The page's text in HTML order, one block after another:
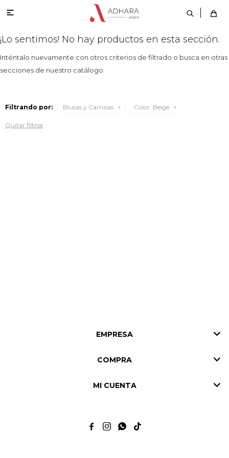

¡Lo sentimos! No hay productos en esta sección.
Inténtalo nuevamente con otros criterios de filtrado o busca en otras
secciones de nuestro catálogo.
Filtrando por: Blusas y Camisas Color: Beige
Quitar filtros
EMPRESA
COMPRA
MI CUENTA
   